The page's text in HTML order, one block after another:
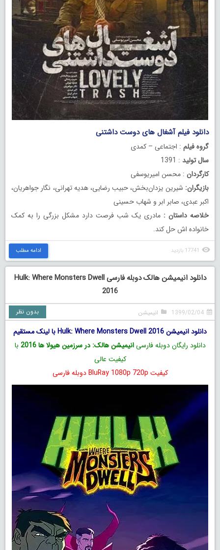
دانلود فیلم آشغال‌ های دوست داشتنی
گروه فیلم : اجتماعی – کمدی
سال تولید : 1391
کارگردان : محسن امیریوسفی
بازیگران: شیرین یزدان‌بخش، حبیب رضایی، هدیه تهرانی، نگار جواهریان،
اکبر عبدی، صابر ابر و شهاب حسینی
خلاصه داستان : مادری یک شب فرصت دارد مشکل بزرگی را به کمک
خانواده اش حل کند.
17741 بازدید ادامه مطلب
دانلود انیمیشن هالک دوبله فارسی Hulk: Where Monsters Dwell
2016
1399/02/04 انیمیشن بدون نظر
دانلود انیمیشن Hulk: Where Monsters Dwell 2016 با لینک مستقیم
دانلود رایگان دوبله فارسیانیمیشن هالک: در سرزمین هیولا ها 2016
با
کیفیت عالی
کیفیت BluRay 1080p 720p دوبله فارسی